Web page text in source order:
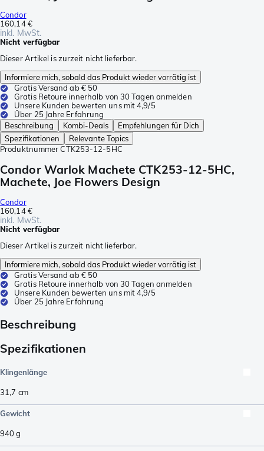
Condor
160,14 €
inkl. MwSt.
Nicht verfügbar
Dieser Artikel is zurzeit nicht lieferbar.
Informiere mich, sobald das Produkt wieder vorrätig ist
Gratis Versand ab € 50
Gratis Retoure innerhalb von 30 Tagen anmelden
Unsere Kunden bewerten uns mit 4,9/5
Über 25 Jahre Erfahrung
Beschreibung
Kombi-Deals
Empfehlungen für Dich
Spezifikationen
Relevante Topics
Produktnummer CTK253-12-5HC
Condor Warlok Machete CTK253-12-5HC,
Machete, Joe Flowers Design
Condor
160,14 €
inkl. MwSt.
Nicht verfügbar
Dieser Artikel is zurzeit nicht lieferbar.
Informiere mich, sobald das Produkt wieder vorrätig ist
Gratis Versand ab € 50
Gratis Retoure innerhalb von 30 Tagen anmelden
Unsere Kunden bewerten uns mit 4,9/5
Über 25 Jahre Erfahrung
Beschreibung
Spezifikationen
Klingenlänge
31,7 cm
Gewicht
940g